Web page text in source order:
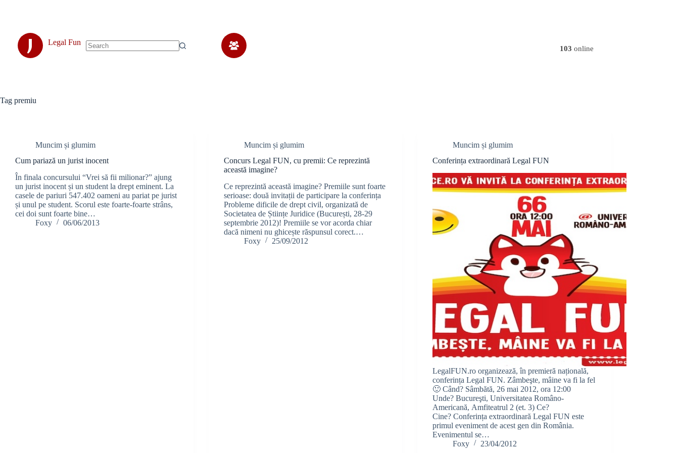
J
Legal Fun
103 online
Tag premiu
Muncim și glumim
Cum pariază un jurist inocent
În finala concursului “Vrei să fii milionar?” ajung
un jurist inocent și un student la drept eminent. La
casele de pariuri 547.402 oameni au pariat pe jurist
și unul pe student. Scorul este foarte-foarte strâns,
cei doi sunt foarte bine…
Foxy
06/06/2013
Muncim și glumim
Concurs Legal FUN, cu premii: Ce reprezintă
această imagine?
Ce reprezintă această imagine? Premiile sunt foarte
serioase: două invitații de participare la conferința
Probleme dificile de drept civil, organizată de
Societatea de Științe Juridice (București, 28-29
septembrie 2012)! Premiile se vor acorda chiar
dacă nimeni nu ghicește răspunsul corect.…
Foxy
25/09/2012
Muncim și glumim
Conferința extraordinară Legal FUN
LegalFUN.ro organizează, în premieră națională,
conferința Legal FUN. Zâmbeşte, mâine va fi la fel
🙂 Când? Sâmbătă, 26 mai 2012, ora 12:00
Unde? Bucureşti, Universitatea Româno-
Americană, Amfiteatrul 2 (et. 3) Ce?
Cine? Conferința extraordinară Legal FUN este
primul eveniment de acest gen din România.
Evenimentul se…
Foxy
23/04/2012